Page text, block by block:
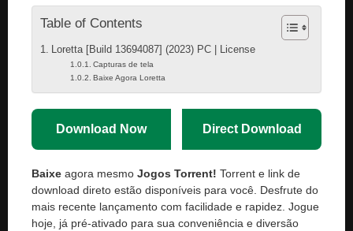
Table of Contents
Loretta [Build 13694087] (2023) PC | License
Capturas de tela
Baixe Agora Loretta
Download Now Direct Download
Baixe agora mesmo Jogos Torrent! Torrent e link de
download direto estão disponíveis para você. Desfrute do
mais recente lançamento com facilidade e rapidez. Jogue
hoje, já pré-ativado para sua conveniência e diversão